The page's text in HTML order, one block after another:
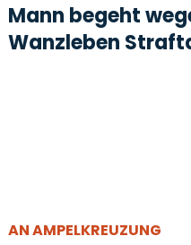
Mann begeht
Wanzleben
AN AMPELKREUZUNG